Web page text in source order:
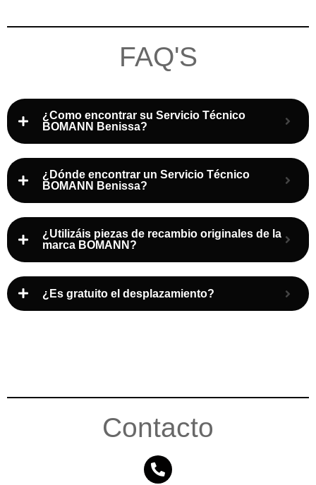
FAQ'S
¿Como encontrar su Servicio Técnico
BOMANN Benissa?
¿Dónde encontrar un Servicio Técnico
BOMANN Benissa?
¿Utilizáis piezas de recambio originales de la
marca BOMANN?
¿Es gratuito el desplazamiento?
Contacto